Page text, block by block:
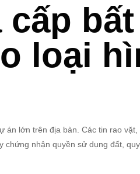
loại
án lớn trên địa bàn. Các tin rao
nhận quyền sử dụng đất,